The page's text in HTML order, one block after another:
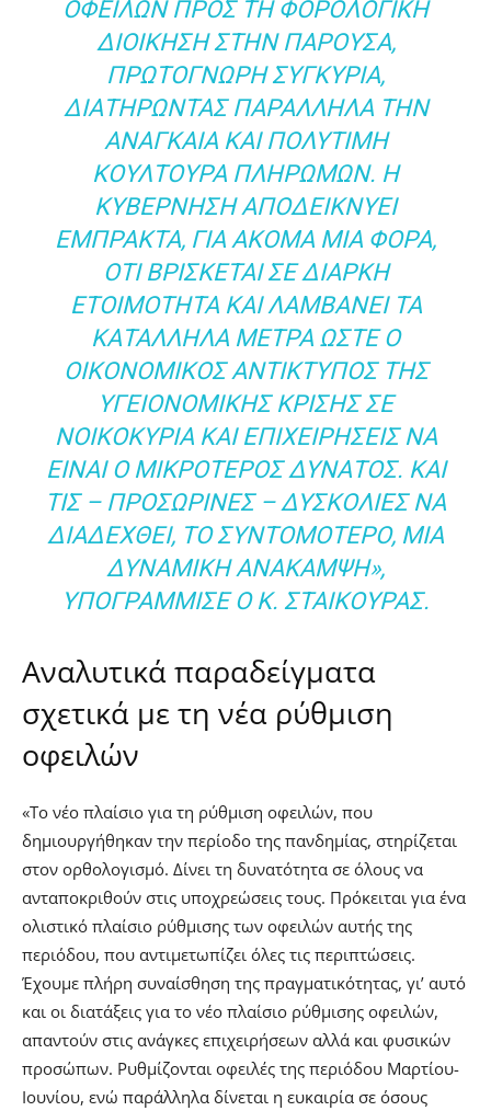
ΟΦΕΙΛΩΝ ΠΡΟΣ ΤΗ ΦΟΡΟΛΟΓΙΚΗ
ΔΙΟΙΚΗΣΗ ΣΤΗΝ ΠΑΡΟΥΣΑ,
ΠΡΩΤΟΓΝΩΡΗ ΣΥΓΚΥΡΙΑ,
ΔΙΑΤΗΡΩΝΤΑΣ ΠΑΡΑΛΛΗΛΑ ΤΗΝ
ΑΝΑΓΚΑΙΑ ΚΑΙ ΠΟΛΥΤΙΜΗ
ΚΟΥΛΤΟΥΡΑ ΠΛΗΡΩΜΩΝ. Η
ΚΥΒΕΡΝΗΣΗ ΑΠΟΔΕΙΚΝΥΕΙ
ΕΜΠΡΑΚΤΑ, ΓΙΑ ΑΚΟΜΑ ΜΙΑ ΦΟΡΑ,
ΟΤΙ ΒΡΙΣΚΕΤΑΙ ΣΕ ΔΙΑΡΚΗ
ΕΤΟΙΜΟΤΗΤΑ ΚΑΙ ΛΑΜΒΑΝΕΙ ΤΑ
ΚΑΤΑΛΛΗΛΑ ΜΕΤΡΑ ΩΣΤΕ Ο
ΟΙΚΟΝΟΜΙΚΟΣ ΑΝΤΙΚΤΥΠΟΣ ΤΗΣ
ΥΓΕΙΟΝΟΜΙΚΗΣ ΚΡΙΣΗΣ ΣΕ
ΝΟΙΚΟΚΥΡΙΑ ΚΑΙ ΕΠΙΧΕΙΡΗΣΕΙΣ ΝΑ
ΕΙΝΑΙ Ο ΜΙΚΡΟΤΕΡΟΣ ΔΥΝΑΤΟΣ. ΚΑΙ
ΤΙΣ – ΠΡΟΣΩΡΙΝΕΣ – ΔΥΣΚΟΛΙΕΣ ΝΑ
ΔΙΑΔΕΧΘΕΙ, ΤΟ ΣΥΝΤΟΜΟΤΕΡΟ, ΜΙΑ
ΔΥΝΑΜΙΚΗ ΑΝΑΚΑΜΨΗ»,
ΥΠΟΓΡΑΜΜΙΣΕ Ο Κ. ΣΤΑΙΚΟΥΡΑΣ.
Αναλυτικά παραδείγματα
σχετικά με τη νέα ρύθμιση
οφειλών
«Το νέο πλαίσιο για τη ρύθμιση οφειλών, που
δημιουργήθηκαν την περίοδο της πανδημίας, στηρίζεται
στον ορθολογισμό. Δίνει τη δυνατότητα σε όλους να
ανταποκριθούν στις υποχρεώσεις τους. Πρόκειται για ένα
ολιστικό πλαίσιο ρύθμισης των οφειλών αυτής της
περιόδου, που αντιμετωπίζει όλες τις περιπτώσεις.
Έχουμε πλήρη συναίσθηση της πραγματικότητας, γι’ αυτό
και οι διατάξεις για το νέο πλαίσιο ρύθμισης οφειλών,
απαντούν στις ανάγκες επιχειρήσεων αλλά και φυσικών
προσώπων. Ρυθμίζονται οφειλές της περιόδου Μαρτίου-
Ιουνίου, ενώ παράλληλα δίνεται η ευκαιρία σε όσους